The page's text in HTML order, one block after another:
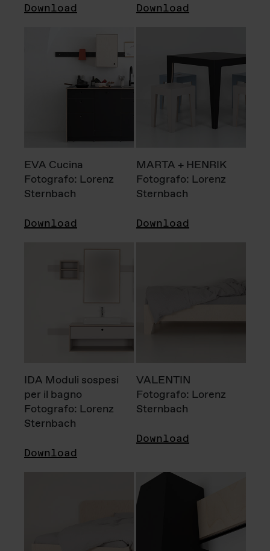
Download Download
EVA Cucina
Fotografo: Lorenz
Sternbach
Download
MARTA + HENRIK
Fotografo: Lorenz
Sternbach
Download
IDA Moduli sospesi
per il bagno
Fotografo: Lorenz
Sternbach
Download
VALENTIN
Fotografo: Lorenz
Sternbach
Download